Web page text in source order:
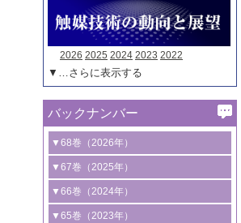
2026 2025 2024 2023 2022
▼…さらに表示する
バックナンバー
▼68巻（2026年）
1号 過酸化水素合成に関する研究動向
2号 コンピューター技術により加速する
触媒開発
▼67巻（2025年）
1号 CO
水素化によるグリーン燃料/グリ
ーンケミカル製造
▼66巻（2024年）
1号 低次元ナノ構造を有する触媒材料
▼65巻（2023年）